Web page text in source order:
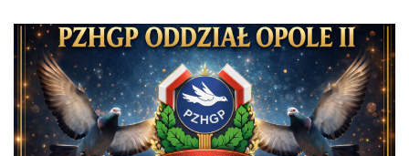
Skip
content